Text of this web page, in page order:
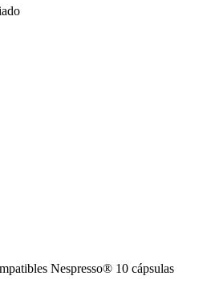
Nespresso® 10 cápsulas